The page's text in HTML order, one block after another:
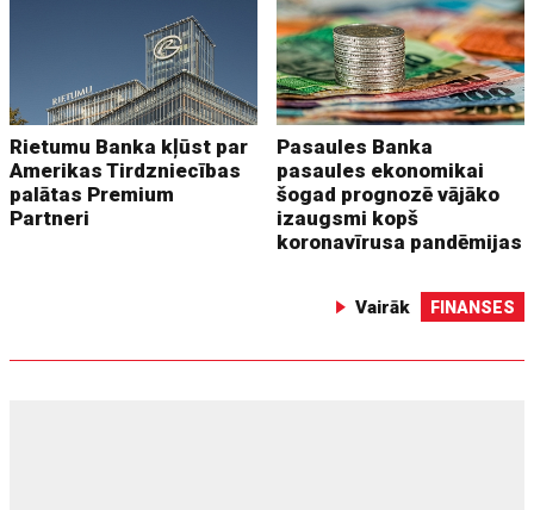
Rietumu Banka kļūst par
Amerikas Tirdzniecības
palātas Premium
Partneri
Pasaules Banka
pasaules ekonomikai
šogad prognozē vājāko
izaugsmi kopš
koronavīrusa pandēmijas
Vairāk FINANSES